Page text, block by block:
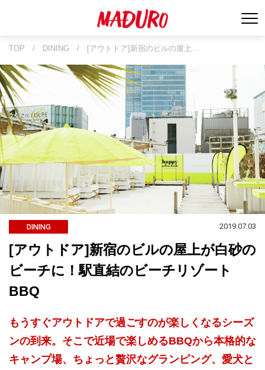
TOP / DINING / [アウトドア]新宿のビルの屋上…
DINING 2019.07.03
[アウトドア]新宿のビルの屋上が白砂の
ビーチに！駅直結のビーチリゾート
BBQ
もうすぐアウトドアで過ごすのが楽しくなるシーズ
ンの到来。そこで近場で楽しめるBBQから本格的な
キャンプ場、ちょっと贅沢なグランピング、愛犬と